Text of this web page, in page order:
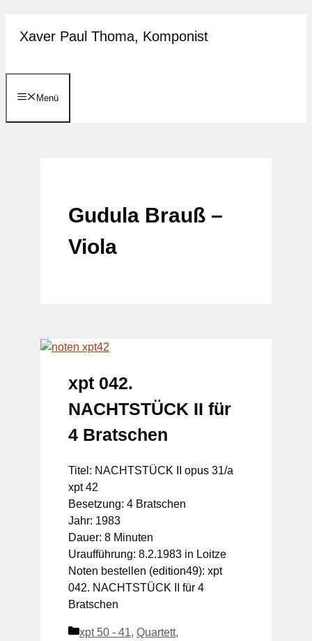
InhaltXaver Paul Thoma, Komponist
Menü
Gudula Brauß –
Viola
xpt 042.
NACHTSTÜCK II für
4 Bratschen
Titel: NACHTSTÜCK II opus 31/a
xpt 42
Besetzung: 4 Bratschen
Jahr: 1983
Dauer: 8 Minuten
Uraufführung: 8.2.1983 in Loitze
Noten bestellen (edition49): xpt
042. NACHTSTÜCK II für 4
Bratschen
Kategorien
xpt 50 - 41, Quartett,